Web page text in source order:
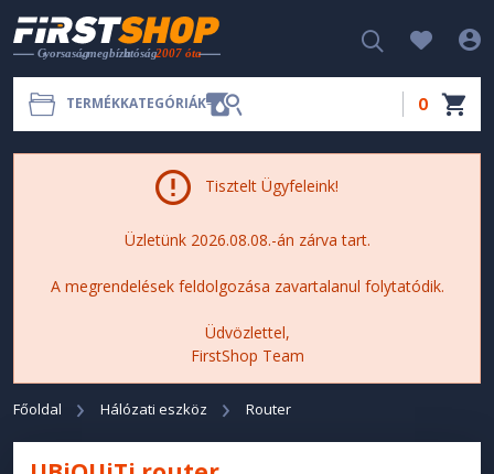
TERMÉKKATEGÓRIÁK 0
Tisztelt Ügyfeleink!
Üzletünk 2026.08.08.-án zárva tart.
A megrendelések feldolgozása zavartalanul folytatódik.
Üdvözlettel,
FirstShop Team
Főoldal Hálózati eszköz Router